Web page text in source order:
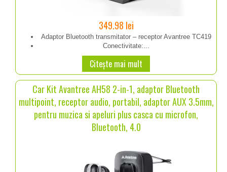
349.98 lei
Adaptor Bluetooth transmitator – receptor Avantree TC419
Conectivitate:...
Citește mai mult
Car Kit Avantree AH58 2-in-1, adaptor Bluetooth
multipoint, receptor audio, portabil, adaptor AUX 3.5mm,
pentru muzica si apeluri plus casca cu microfon,
Bluetooth, 4.0